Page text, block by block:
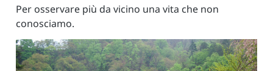
Per osservare più da vicino una vita che non
conosciamo.